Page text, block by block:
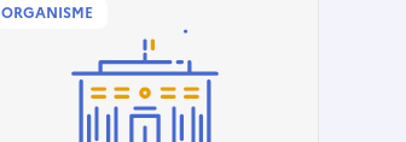
ORGANISME